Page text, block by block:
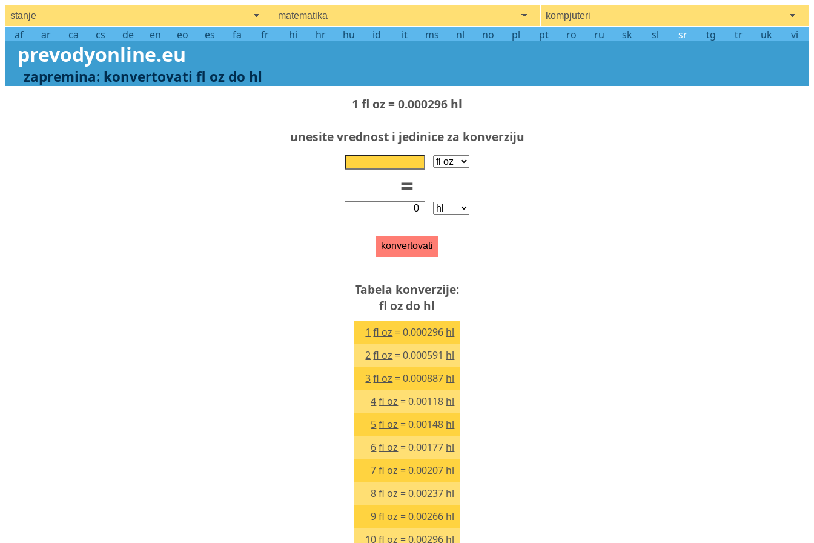
stanje matematika kompjuteri
af ar ca cs de en eo es fa fr hi hr hu id it ms nl no pl pt ro ru sk sl sr tg tr uk vi
prevodyonline.eu
zapremina: konvertovati fl oz do hl
1 fl oz = 0.000296 hl
unesite vrednost i jedinice za konverziju
=
konvertovati
Tabela konverzije:
fl oz do hl
1 fl oz = 0.000296 hl
2 fl oz = 0.000591 hl
3 fl oz = 0.000887 hl
4 fl oz = 0.00118 hl
5 fl oz = 0.00148 hl
6 fl oz = 0.00177 hl
7 fl oz = 0.00207 hl
8 fl oz = 0.00237 hl
9 fl oz = 0.00266 hl
10 fl oz = 0.00296 hl